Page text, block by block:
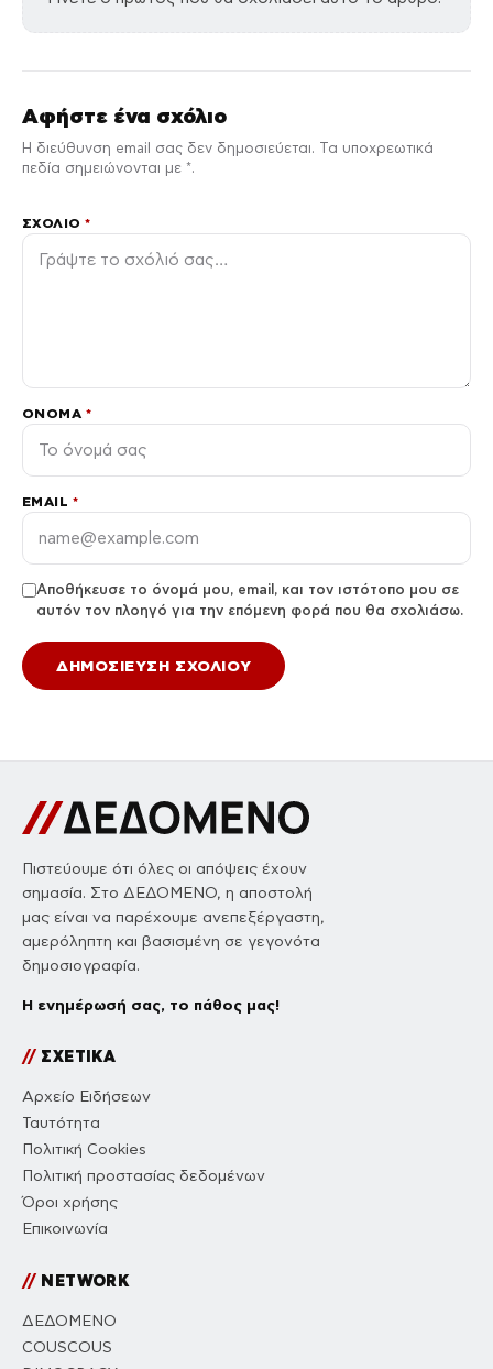
Αφήστε ένα σχόλιο
Η διεύθυνση email σας δεν δημοσιεύεται. Τα υποχρεωτικά
πεδία σημειώνονται με *.
ΣΧΌΛΙΟ*
ΌΝΟΜΑ *
EMAIL *
Αποθήκευσε το όνομά μου, email, και τον ιστότοπο μου σε
αυτόν τον πλοηγό για την επόμενη φορά που θα σχολιάσω.
Πιστεύουμε ότι όλες οι απόψεις έχουν
σημασία. Στο ΔΕΔΟΜΕΝΟ, η αποστολή
μας είναι να παρέχουμε ανεπεξέργαστη,
αμερόληπτη και βασισμένη σε γεγονότα
δημοσιογραφία.
Η ενημέρωσή σας, το πάθος μας!
//ΣΧΕΤΙΚΑ
Αρχείο Ειδήσεων
Ταυτότητα
Πολιτική Cookies
Πολιτική προστασίας δεδομένων
Όροι χρήσης
Επικοινωνία
//NETWORK
ΔΕΔΟΜΕΝΟ
COUSCOUS